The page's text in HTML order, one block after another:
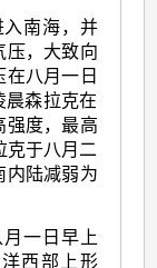
南海，并
压，大致向
八月一日
晨森拉克在
强度，最高
克于八月二
内陆减弱为
一日早上
西部上形